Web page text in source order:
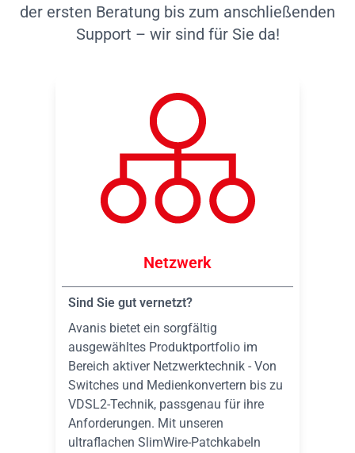
der ersten Beratung bis zum anschließenden
Support – wir sind für Sie da!
Netzwerk
Sind Sie gut vernetzt?
Avanis bietet ein sorgfältig
ausgewähltes Produktportfolio im
Bereich aktiver Netzwerktechnik - Von
Switches und Medienkonvertern bis zu
VDSL2-Technik, passgenau für ihre
Anforderungen. Mit unseren
ultraflachen SlimWire-Patchkabeln